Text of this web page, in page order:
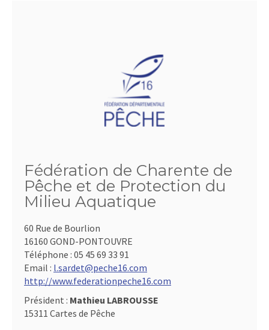
Fédération de Charente de
Pêche et de Protection du
Milieu Aquatique
60 Rue de Bourlion
16160 GOND-PONTOUVRE
Téléphone : 05 45 69 33 91
Email : l.sardet@peche16.com
http://www.federationpeche16.com
Président : Mathieu LABROUSSE
15311 Cartes de Pêche